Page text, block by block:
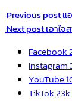
Previous postแ
Next postเอาใ
Facebook
Instagram
YouTube
TikTok23k